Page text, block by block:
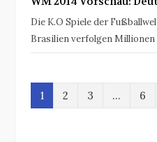
Die K.O Spiele der
Brasilien verfolgen Millionen
1 2 3 … 6